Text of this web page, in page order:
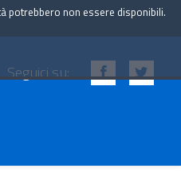
Seguici su:
potrebbero non essere disponibili.